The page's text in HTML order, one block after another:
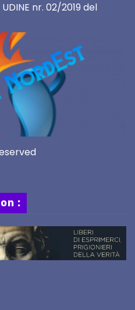
nr. 02/2019 del
: